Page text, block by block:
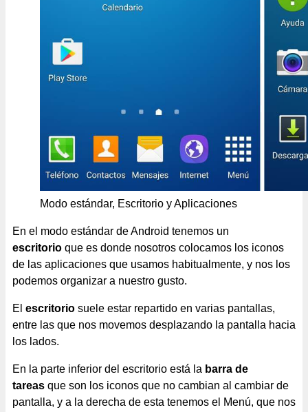
Modo estándar, Escritorio y Aplicaciones
En el modo estándar de Android tenemos un
escritorio que es donde nosotros colocamos los iconos
de las aplicaciones que usamos habitualmente, y nos los
podemos organizar a nuestro gusto.
El escritorio suele estar repartido en varias pantallas,
entre las que nos movemos desplazando la pantalla hacia
los lados.
En la parte inferior del escritorio está la barra de
tareas que son los iconos que no cambian al cambiar de
pantalla, y a la derecha de esta tenemos el Menú, que nos